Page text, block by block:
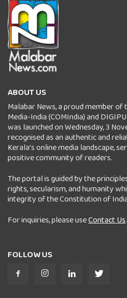
ABOUT US
Malabar News, a proud member
Media-India (COMIndia) and
was launched on Wednesday, 3
recognised as an authentic and
Kerala’s online media landscape,
positive community of readers.
The portal is guided by the
rights, secularism, and humanity
integrity of the Constitution of
For inquiries, please useContact Us.
FOLLOW US